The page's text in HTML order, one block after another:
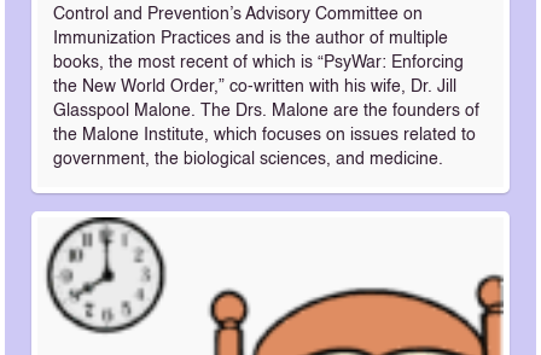
Control and Prevention’s Advisory Committee on
Immunization Practices and is the author of multiple
books, the most recent of which is “PsyWar: Enforcing
the New World Order,” co-written with his wife, Dr. Jill
Glasspool Malone. The Drs. Malone are the founders of
the Malone Institute, which focuses on issues related to
government, the biological sciences, and medicine.